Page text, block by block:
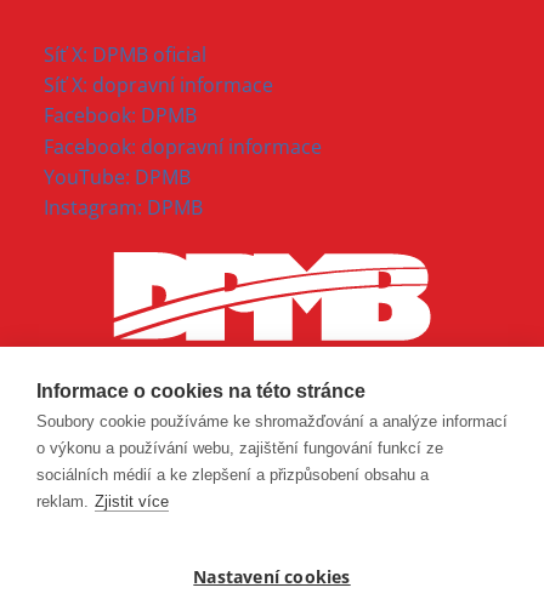
Síť X: DPMB oficial
Síť X: dopravní informace
Facebook: DPMB
Facebook: dopravní informace
YouTube: DPMB
Instagram: DPMB
Informace o cookies na této stránce
Soubory cookie používáme ke shromažďování a analýze informací
o výkonu a používání webu, zajištění fungování funkcí ze
sociálních médií a ke zlepšení a přizpůsobení obsahu a
reklam. Zjistit více
Nastavení cookies